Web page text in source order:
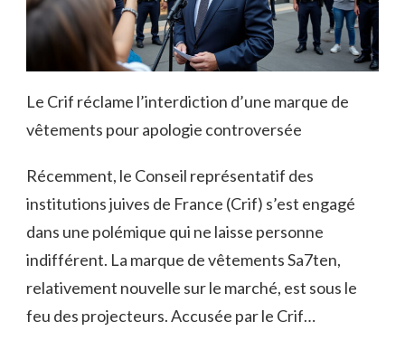
Le Crif réclame l’interdiction d’une marque de
vêtements pour apologie controversée
Récemment, le Conseil représentatif des
institutions juives de France (Crif) s’est engagé
dans une polémique qui ne laisse personne
indifférent. La marque de vêtements Sa7ten,
relativement nouvelle sur le marché, est sous le
feu des projecteurs. Accusée par le Crif…